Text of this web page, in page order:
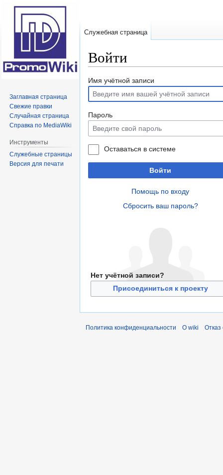
Войти
Перейти
навигации
Перейти
поиску
Имя учётной записи
Пароль
Оставаться в системе
Войти
Помощь по входу
Сбросить ваш пароль?
Нет учётной записи?
Присоединиться к проекту
Служебная страница
Заглавная страница
Свежие правки
Случайная страница
Справка по MediaWiki
Инструменты
Служебные страницы
Версия для печати
Политика конфиденциальности О wiki Отказ